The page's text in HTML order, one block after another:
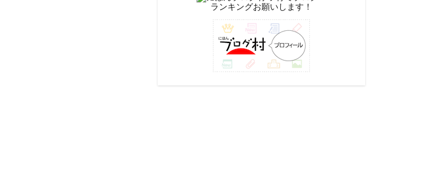
ランキングお願いします！